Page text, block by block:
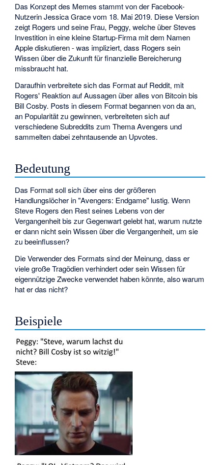
Das Konzept des Memes stammt von der Facebook-
Nutzerin Jessica Grace vom 18. Mai 2019. Diese Version
zeigt Rogers und seine Frau, Peggy, welche über Steves
Investition in eine kleine Startup-Firma mit dem Namen
Apple diskutieren - was impliziert, dass Rogers sein
Wissen über die Zukunft für finanzielle Bereicherung
missbraucht hat.
Daraufhin verbreitete sich das Format auf Reddit, mit
Rogers' Reaktion auf Aussagen über alles von Bitcoin bis
Bill Cosby. Posts in diesem Format begannen von da an,
an Popularität zu gewinnen, verbreiteten sich auf
verschiedene Subreddits zum Thema Avengers und
sammelten dabei zehntausende an Upvotes.
Bedeutung
Das Format soll sich über eins der größeren
Handlungslöcher in "Avengers: Endgame" lustig. Wenn
Steve Rogers den Rest seines Lebens von der
Vergangenheit bis zur Gegenwart gelebt hat, warum nutzte
er dann nicht sein Wissen über die Vergangenheit, um sie
zu beeinflussen?
Die Verwender des Formats sind der Meinung, dass er
viele große Tragödien verhindert oder sein Wissen für
eigennützige Zwecke verwendet haben könnte, also warum
hat er das nicht?
Beispiele